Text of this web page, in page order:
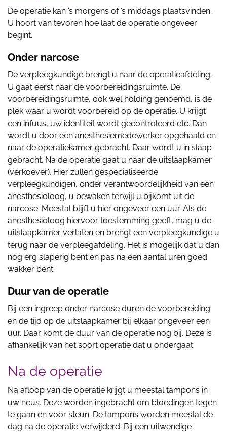
De operatie kan ’s morgens of ’s middags plaatsvinden.
U hoort van tevoren hoe laat de operatie ongeveer
begint.
Onder narcose
De verpleegkundige brengt u naar de operatieafdeling.
U gaat eerst naar de voorbereidingsruimte. De
voorbereidingsruimte, ook wel holding genoemd, is de
plek waar u wordt voorbereid op de operatie. U krijgt
een infuus, uw identiteit wordt gecontroleerd etc. Dan
wordt u door een anesthesiemedewerker opgehaald en
naar de operatiekamer gebracht. Daar wordt u in slaap
gebracht. Na de operatie gaat u naar de uitslaapkamer
(verkoever). Hier zullen gespecialiseerde
verpleegkundigen, onder verantwoordelijkheid van een
anesthesioloog, u bewaken terwijl u bijkomt uit de
narcose. Meestal blijft u hier ongeveer een uur. Als de
anesthesioloog hiervoor toestemming geeft, mag u de
uitslaapkamer verlaten en brengt een verpleegkundige u
terug naar de verpleegafdeling. Het is mogelijk dat u dan
nog erg slaperig bent en pas na een aantal uren goed
wakker bent.
Duur van de operatie
Bij een ingreep onder narcose duren de voorbereiding
en de tijd op de uitslaapkamer bij elkaar ongeveer een
uur. Daar komt de duur van de operatie nog bij. Deze is
afhankelijk van het soort operatie dat u ondergaat.
Na de operatie
Na afloop van de operatie krijgt u meestal tampons in
uw neus. Deze worden ingebracht om bloedingen tegen
te gaan en voor steun. De tampons worden meestal de
dag na de operatie verwijderd. Bij een uitwendige